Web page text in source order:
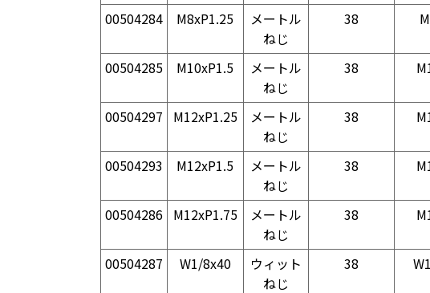
00504284 M8xP1.25
メートル
ねじ
38
00504285 M10xP1.5
メートル
ねじ
38
00504297 M12xP1.25
メートル
ねじ
38
00504293 M12xP1.5
メートル
ねじ
38
00504286 M12xP1.75
メートル
ねじ
38
00504287 W1/8x40
ウィット
ねじ
38